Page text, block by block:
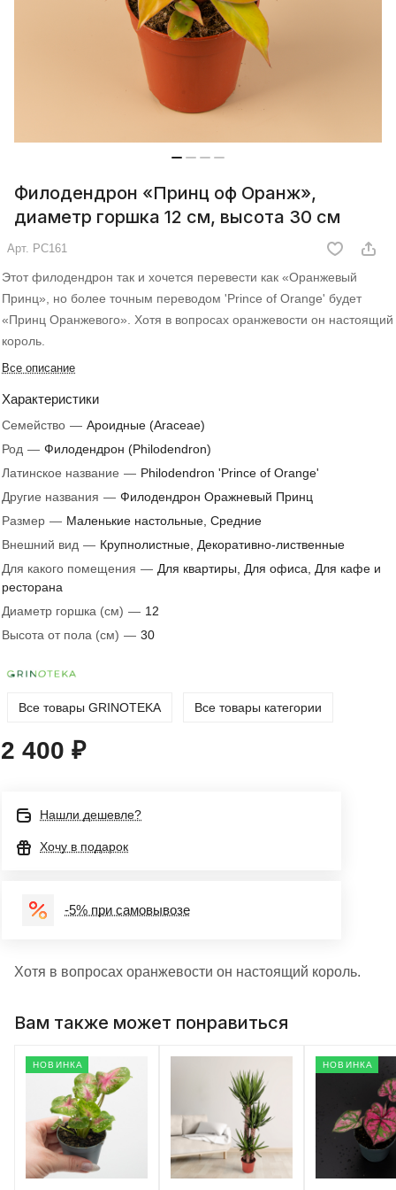
Филодендрон «Принц оф Оранж»,
диаметр горшка 12 см, высота 30 см
Арт. РС161
Этот филодендрон так и хочется перевести как «Оранжевый
Принц», но более точным переводом 'Prince of Orange' будет
«Принц Оранжевого». Хотя в вопросах оранжевости он настоящий
король.
Все описание
Характеристики
Семейство — Ароидные (Araceae)
Род — Филодендрон (Philodendron)
Латинское название — Philodendron 'Prince of Orange'
Другие названия — Филодендрон Оражневый Принц
Размер — Маленькие настольные, Средние
Внешний вид — Крупнолистные, Декоративно-лиственные
Для какого помещения — Для квартиры, Для офиса, Для кафе и
ресторана
Диаметр горшка (см) — 12
Высота от пола (см) — 30
Все товары GRINOTEKA Все товары категории
2 400 ₽
Нашли дешевле?
Хочу в подарок
-5% при самовывозе
Хотя в вопросах оранжевости он настоящий король.
Вам также может понравиться
НОВИНКА НОВИНКА